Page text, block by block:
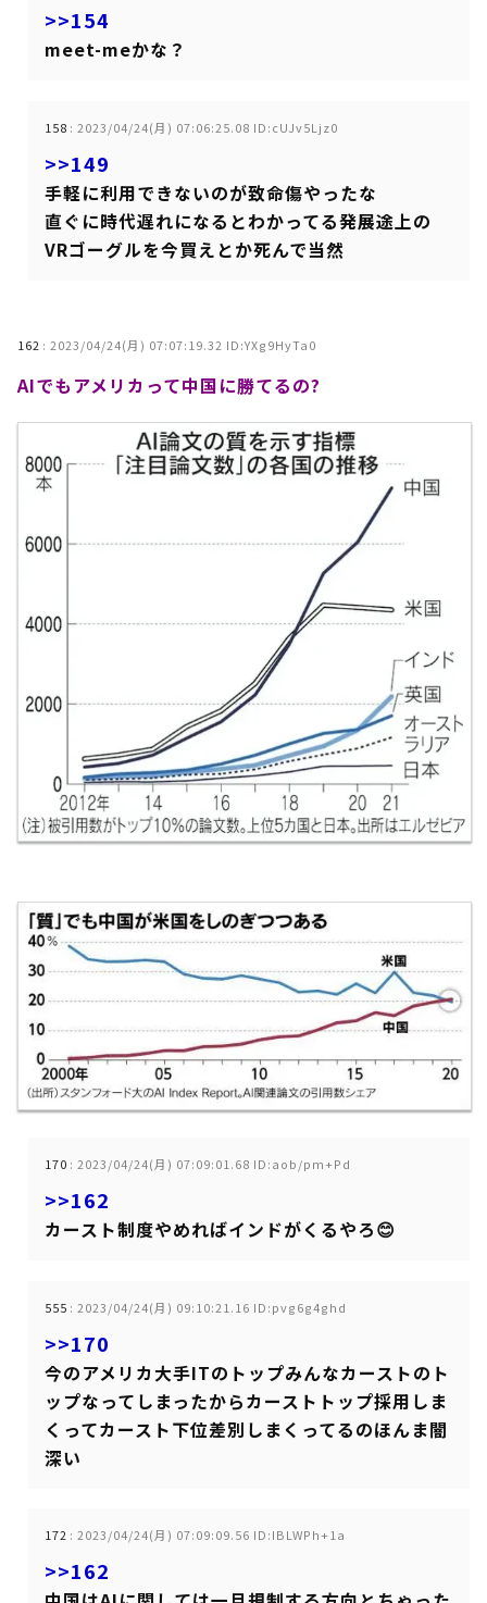
>>154
meet-meかな？
158 : 2023/04/24(月) 07:06:25.08 ID:cUJv5Ljz0
>>149
手軽に利用できないのが致命傷やったな
直ぐに時代遅れになるとわかってる発展途上の
VRゴーグルを今買えとか死んで当然
162 : 2023/04/24(月) 07:07:19.32 ID:YXg9HyTa0
AIでもアメリカって中国に勝てるの?
170 : 2023/04/24(月) 07:09:01.68 ID:aob/pm+Pd
>>162
カースト制度やめればインドがくるやろ😊
555 : 2023/04/24(月) 09:10:21.16 ID:pvg6g4ghd
>>170
今のアメリカ大手ITのトップみんなカーストのト
ップなってしまったからカーストトップ採用しま
くってカースト下位差別しまくってるのほんま闇
深い
172 : 2023/04/24(月) 07:09:09.56 ID:IBLWPh+1a
>>162